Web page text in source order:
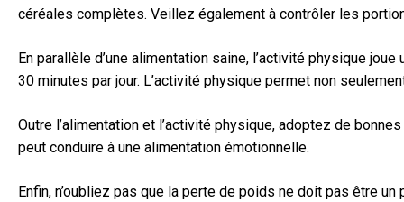
céréales complètes. Veillez également à contrôler les
En parallèle d’une alimentation saine, l’activité physique
30 minutes par jour. L’activité physique permet non
Outre l’alimentation et l’activité physique, adoptez de
peut conduire à une alimentation émotionnelle.
Enfin, n’oubliez pas que la perte de poids ne doit pas être